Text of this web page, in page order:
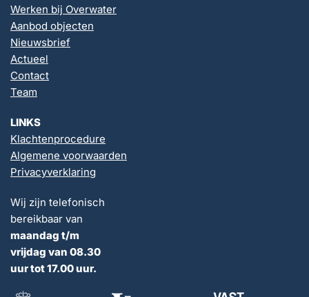
Werken bij Overwater
Aanbod objecten
Nieuwsbrief
Actueel
Contact
Team
LINKS
Klachtenprocedure
Algemene voorwaarden
Privacyverklaring
Wij zijn telefonisch
bereikbaar van
maandag t/m
vrijdag van 08.30
uur tot 17.00 uur.